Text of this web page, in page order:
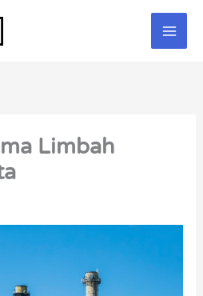
Limbah